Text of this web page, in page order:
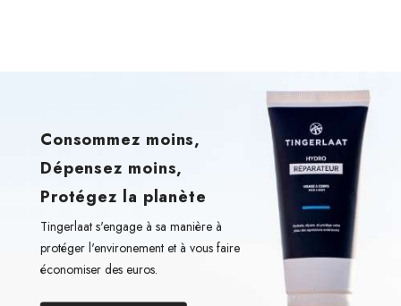
Consommez moins,
Dépensez moins,
Protégez la planète
Tingerlaat s'engage à sa manière à
protéger l'environement et à vous faire
économiser des euros.